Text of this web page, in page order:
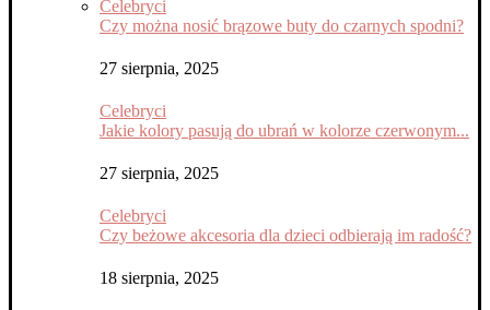
Celebryci
Czy można nosić brązowe buty do czarnych spodni?
27 sierpnia, 2025
Celebryci
Jakie kolory pasują do ubrań w kolorze czerwonym...
27 sierpnia, 2025
Celebryci
Czy beżowe akcesoria dla dzieci odbierają im radość?
18 sierpnia, 2025